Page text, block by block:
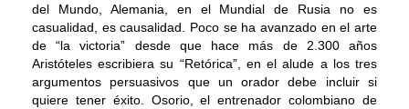
Píldoras
Talleres
Proyectos
del Mundo, Alemania, en el Mundial de Rusia no es
casualidad, es causalidad. Poco se ha avanzado en el arte
de “la victoria” desde que hace más de 2.300 años
Aristóteles escribiera su “Retórica”, en el alude a los tres
argumentos persuasivos que un orador debe incluir si
quiere tener éxito. Osorio, el entrenador colombiano de